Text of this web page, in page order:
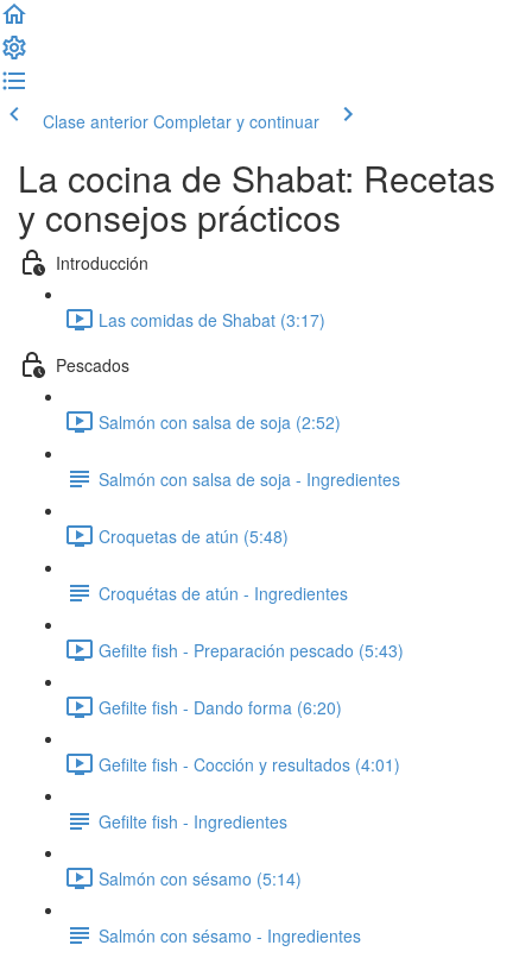
Clase anterior Completar y continuar
La cocina de Shabat: Recetas
y consejos prácticos
Introducción
Las comidas de Shabat (3:17)
Pescados
Salmón con salsa de soja (2:52)
Salmón con salsa de soja - Ingredientes
Croquetas de atún (5:48)
Croquétas de atún - Ingredientes
Gefilte fish - Preparación pescado (5:43)
Gefilte fish - Dando forma (6:20)
Gefilte fish - Cocción y resultados (4:01)
Gefilte fish - Ingredientes
Salmón con sésamo (5:14)
Salmón con sésamo - Ingredientes